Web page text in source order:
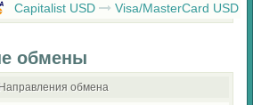
Capitalist USD Visa/MasterCard USD
обмены
Направления обмена